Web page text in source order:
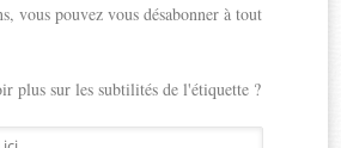
vous pouvez vous désabonner à tout
plus sur les subtilités de l'étiquette ?